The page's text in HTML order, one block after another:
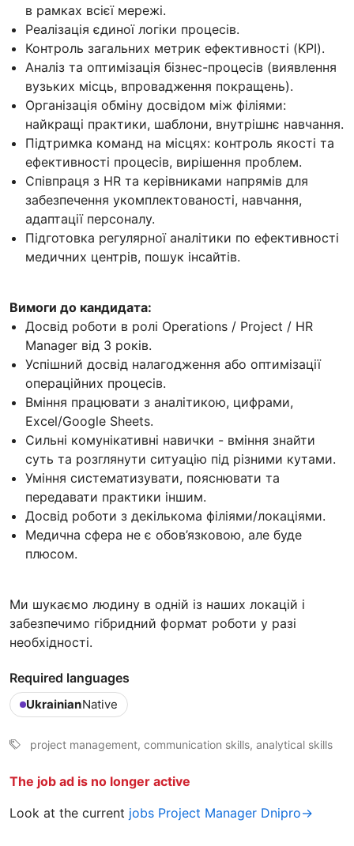
в рамках всієї мережі.
Реалізація єдиної логіки процесів.
Контроль загальних метрик ефективності (KPI).
Аналіз та оптимізація бізнес-процесів (виявлення
вузьких місць, впровадження покращень).
Організація обміну досвідом між філіями:
найкращі практики, шаблони, внутрішнє навчання.
Підтримка команд на місцях: контроль якості та
ефективності процесів, вирішення проблем.
Співпраця з HR та керівниками напрямів для
забезпечення укомплектованості, навчання,
адаптації персоналу.
Підготовка регулярної аналітики по ефективності
медичних центрів, пошук інсайтів.
Вимоги до кандидата:
Досвід роботи в ролі Operations / Project / HR
Manager від 3 років.
Успішний досвід налагодження або оптимізації
операційних процесів.
Вміння працювати з аналітикою, цифрами,
Excel/Google Sheets.
Сильні комунікативні навички - вміння знайти
суть та розглянути ситуацію під різними кутами.
Уміння систематизувати, пояснювати та
передавати практики іншим.
Досвід роботи з декількома філіями/локаціями.
Медична сфера не є обов’язковою, але буде
плюсом.
Ми шукаємо людину в одній із наших локацій і
забезпечимо гібридний формат роботи у разі
необхідності.
Required languages
UkrainianNative
project management, communication skills, analytical skills
The job ad is no longer active
Look at the current jobs Project Manager Dnipro→